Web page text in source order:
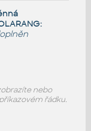
nebo
řádku.